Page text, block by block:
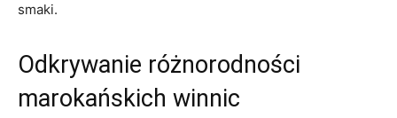
smaki.
Odkrywanie różnorodności
marokańskich winnic